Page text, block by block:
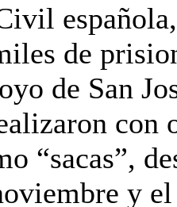
de
de San
con
“sacas”,
y